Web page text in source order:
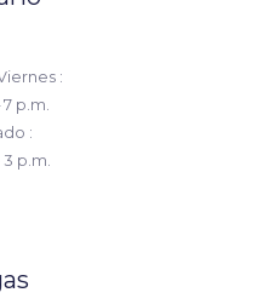
:
7 p.m.
:
p.m.